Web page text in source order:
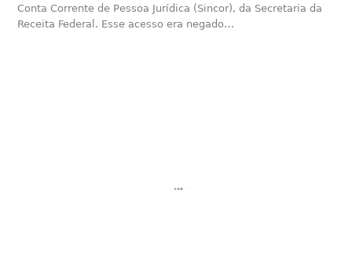
Conta Corrente de Pessoa Jurídica (Sincor), da Secretaria da
Receita Federal. Esse acesso era negado…